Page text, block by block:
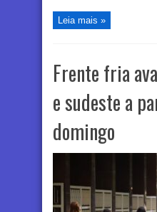
Leia mais »
Frente fria
e sudeste a
domingo